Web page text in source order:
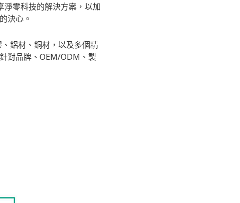
淨零科技的解決方案，以加
決心。
鋁材、銅材，以及多個精
對品牌、OEM/ODM、製